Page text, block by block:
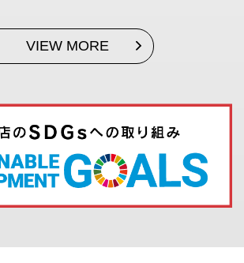
VIEW MORE